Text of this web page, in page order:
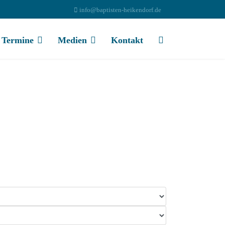
info@baptisten-heikendorf.de
Termine Medien Kontakt